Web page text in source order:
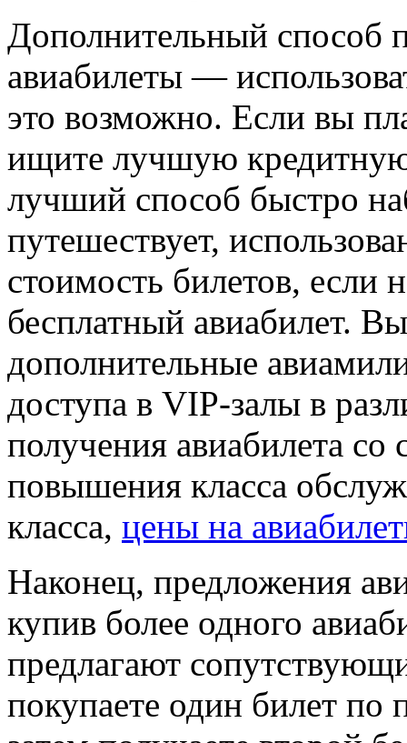
Дополнительный способ
авиабилеты —
это возможно. Если вы
ищите лучшую кредитную
лучший способ быстро
путешествует,
стоимость билетов, если
бесплатный авиабилет.
дополнительные
доступа в VIP-залы в
получения авиабилета со
повышения класса
класса, цены на
Наконец, предложения
купив более одного
предлагают
покупаете один билет по